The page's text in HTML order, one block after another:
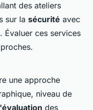
des ateliers
sur la sécurité avec
Évaluer ces services
une approche
niveau de
des